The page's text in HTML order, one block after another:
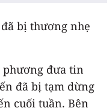
bị thương nhẹ
đưa tin
đã bị tạm dừng
cuối tuần. Bên